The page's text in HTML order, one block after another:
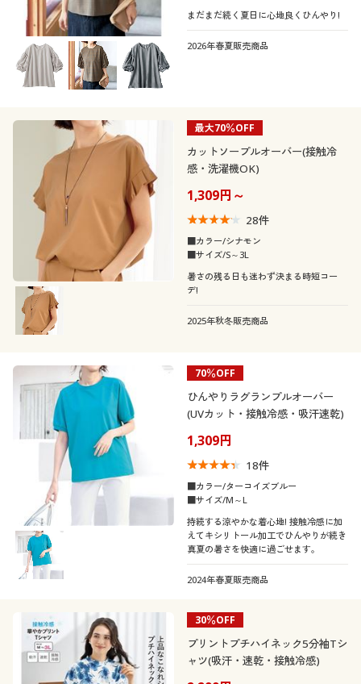
まだまだ続く夏日に心地良くひんやり!
2026年春夏販売商品
最大70％OFF
カットソープルオーバー(接触冷
感・洗濯機OK)
1,309円～
28件
■カラー/シナモン
■サイズ/S～3L
暑さの残る日も迷わず決まる時短コー
デ!
2025年秋冬販売商品
70％OFF
ひんやりラグランプルオーバー
(UVカット・接触冷感・吸汗速乾)
1,309円
18件
■カラー/ターコイズブルー
■サイズ/M～L
持続する涼やかな着心地! 接触冷感に加
えてキシリトール加工でひんやりが続き
真夏の暑さを快適に過ごせます。
2024年春夏販売商品
30％OFF
プリントプチハイネック5分袖Tシ
ャツ(吸汗・速乾・接触冷感)